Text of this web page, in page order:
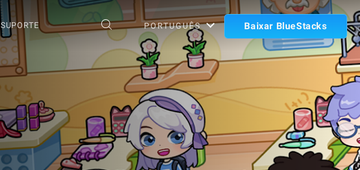
SUPORTE PORTUGUÊS Baixar BlueStacks